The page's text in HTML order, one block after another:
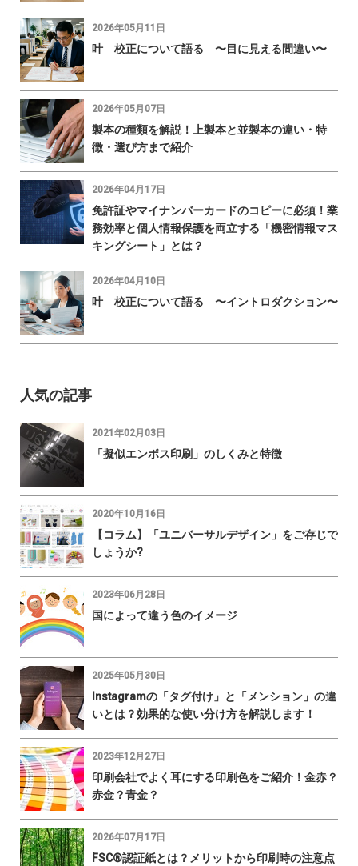
2026年05月11日
叶 校正について語る 〜目に見える間違い〜
2026年05月07日
製本の種類を解説！上製本と並製本の違い・特
徴・選び方まで紹介
2026年04月17日
免許証やマイナンバーカードのコピーに必須！業
務効率と個人情報保護を両立する「機密情報マス
キングシート」とは？
2026年04月10日
叶 校正について語る 〜イントロダクション〜
人気の記事
2021年02月03日
「擬似エンボス印刷」のしくみと特徴
2020年10月16日
【コラム】「ユニバーサルデザイン」をご存じで
しょうか?
2023年06月28日
国によって違う色のイメージ
2025年05月30日
Instagramの「タグ付け」と「メンション」の違
いとは？効果的な使い分け方を解説します！
2023年12月27日
印刷会社でよく耳にする印刷色をご紹介！金赤？
赤金？青金？
2026年07月17日
FSC®認証紙とは？メリットから印刷時の注意点